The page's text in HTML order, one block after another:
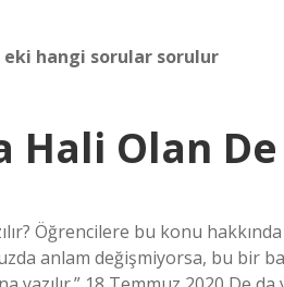
eki hangi sorular sorulur
Olan De
Öğrencilere bu konu
anlam değişmiyorsa, bu bir